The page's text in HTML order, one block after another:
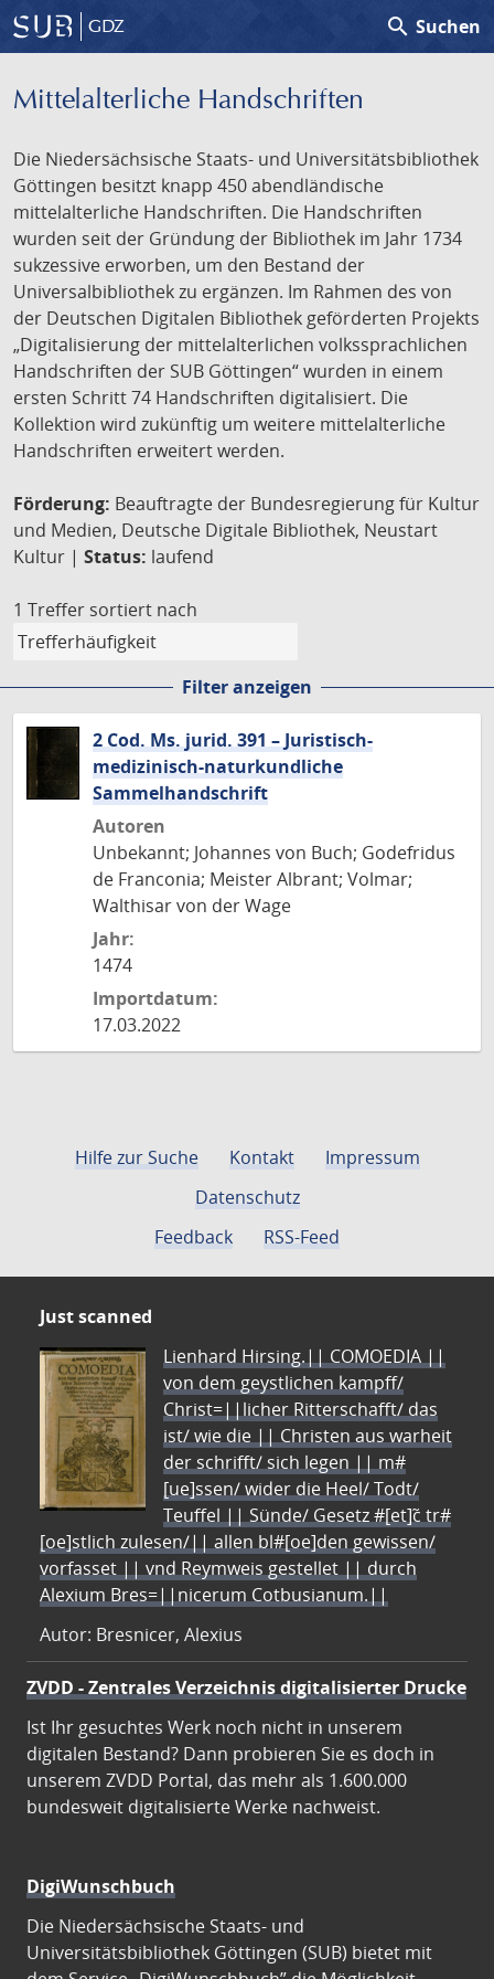
GDZ search Suchen
Mittelalterliche Handschriften
Die Niedersächsische Staats- und Universitätsbibliothek
Göttingen besitzt knapp 450 abendländische
mittelalterliche Handschriften. Die Handschriften
wurden seit der Gründung der Bibliothek im Jahr 1734
sukzessive erworben, um den Bestand der
Universalbibliothek zu ergänzen. Im Rahmen des von
der Deutschen Digitalen Bibliothek geförderten Projekts
„Digitalisierung der mittelalterlichen volkssprachlichen
Handschriften der SUB Göttingen“ wurden in einem
ersten Schritt 74 Handschriften digitalisiert. Die
Kollektion wird zukünftig um weitere mittelalterliche
Handschriften erweitert werden.
Förderung: Beauftragte der Bundesregierung für Kultur
und Medien, Deutsche Digitale Bibliothek, Neustart
Kultur | Status: laufend
1 Treffer sortiert nach
Filter anzeigen
2 Cod. Ms. jurid. 391 – Juristisch-
medizinisch-naturkundliche
Sammelhandschrift
Autoren
Unbekannt; Johannes von Buch; Godefridus
de Franconia; Meister Albrant; Volmar;
Walthisar von der Wage
Jahr:
1474
Importdatum:
17.03.2022
Hilfe zur Suche Kontakt
Impressum
Datenschutz
Feedback
RSS-Feed
Just scanned
Lienhard Hirsing.|| COMOEDIA ||
von dem geystlichen kampff/
Christ=||licher Ritterschafft/ das
ist/ wie die || Christen aus warheit
der schrifft/ sich legen || m#
[ue]ssen/ wider die Heel/ Todt/
Teuffel || Sünde/ Gesetz #[et]c̃ tr#
[oe]stlich zulesen/|| allen bl#[oe]den gewissen/
vorfasset || vnd Reymweis gestellet || durch
Alexium Bres=||nicerum Cotbusianum.||
Autor: Bresnicer, Alexius
ZVDD - Zentrales Verzeichnis digitalisierter Drucke
Ist Ihr gesuchtes Werk noch nicht in unserem
digitalen Bestand? Dann probieren Sie es doch in
unserem ZVDD Portal, das mehr als 1.600.000
bundesweit digitalisierte Werke nachweist.
DigiWunschbuch
Die Niedersächsische Staats- und
Universitätsbibliothek Göttingen (SUB) bietet mit